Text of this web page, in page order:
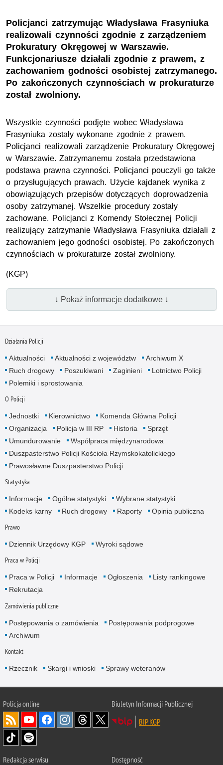
Policjanci zatrzymując Władysława Frasyniuka
realizowali czynności zgodnie z zarządzeniem
Prokuratury Okręgowej w Warszawie.
Funkcjonariusze działali zgodnie z prawem, z
zachowaniem godności osobistej zatrzymanego.
Po zakończonych czynnościach w prokuraturze
został zwolniony.
Wszystkie czynności podjęte wobec Władysława
Frasyniuka zostały wykonane zgodnie z prawem.
Policjanci realizowali zarządzenie Prokuratury Okręgowej
w Warszawie. Zatrzymanemu została przedstawiona
podstawa prawna czynności. Policjanci pouczyli go także
o przysługujących prawach. Użycie kajdanek wynika z
obowiązujących przepisów dotyczących doprowadzenia
osoby zatrzymanej. Wszelkie procedury zostały
zachowane. Policjanci z Komendy Stołecznej Policji
realizujący zatrzymanie Władysława Frasyniuka działali z
zachowaniem jego godności osobistej. Po zakończonych
czynnościach w prokuraturze został zwolniony.
(KGP)
↓ Pokaż informacje dodatkowe ↓
Działania Policji
Aktualności Aktualności z województw
Archiwum X
Ruch drogowy
Poszukiwani Zaginieni
Lotnictwo Policji
Polemiki i sprostowania
O Policji
Jednostki Kierownictwo
Komenda Główna Policji
Organizacja
Policja w III RP Historia
Sprzęt
Umundurowanie
Współpraca międzynarodowa
Duszpasterstwo Policji Kościoła Rzymskokatolickiego
Prawosławne Duszpasterstwo Policji
Statystyka
Informacje Ogólne statystyki
Wybrane statystyki
Kodeks karny
Ruch drogowy Raporty Opinia publiczna
Prawo
Dziennik Urzędowy KGP Wyroki sądowe
Praca w Policji
Praca w Policji Informacje Ogłoszenia
Listy rankingowe
Rekrutacja
Zamówienia publiczne
Postępowania o zamówienia
Postępowania podprogowe
Archiwum
Kontakt
Rzecznik Skargi i wnioski Sprawy weteranów
Policjaonline
Biuletyn Informacji Publicznej
BIP KGP
Redakcja serwisu Dostępność